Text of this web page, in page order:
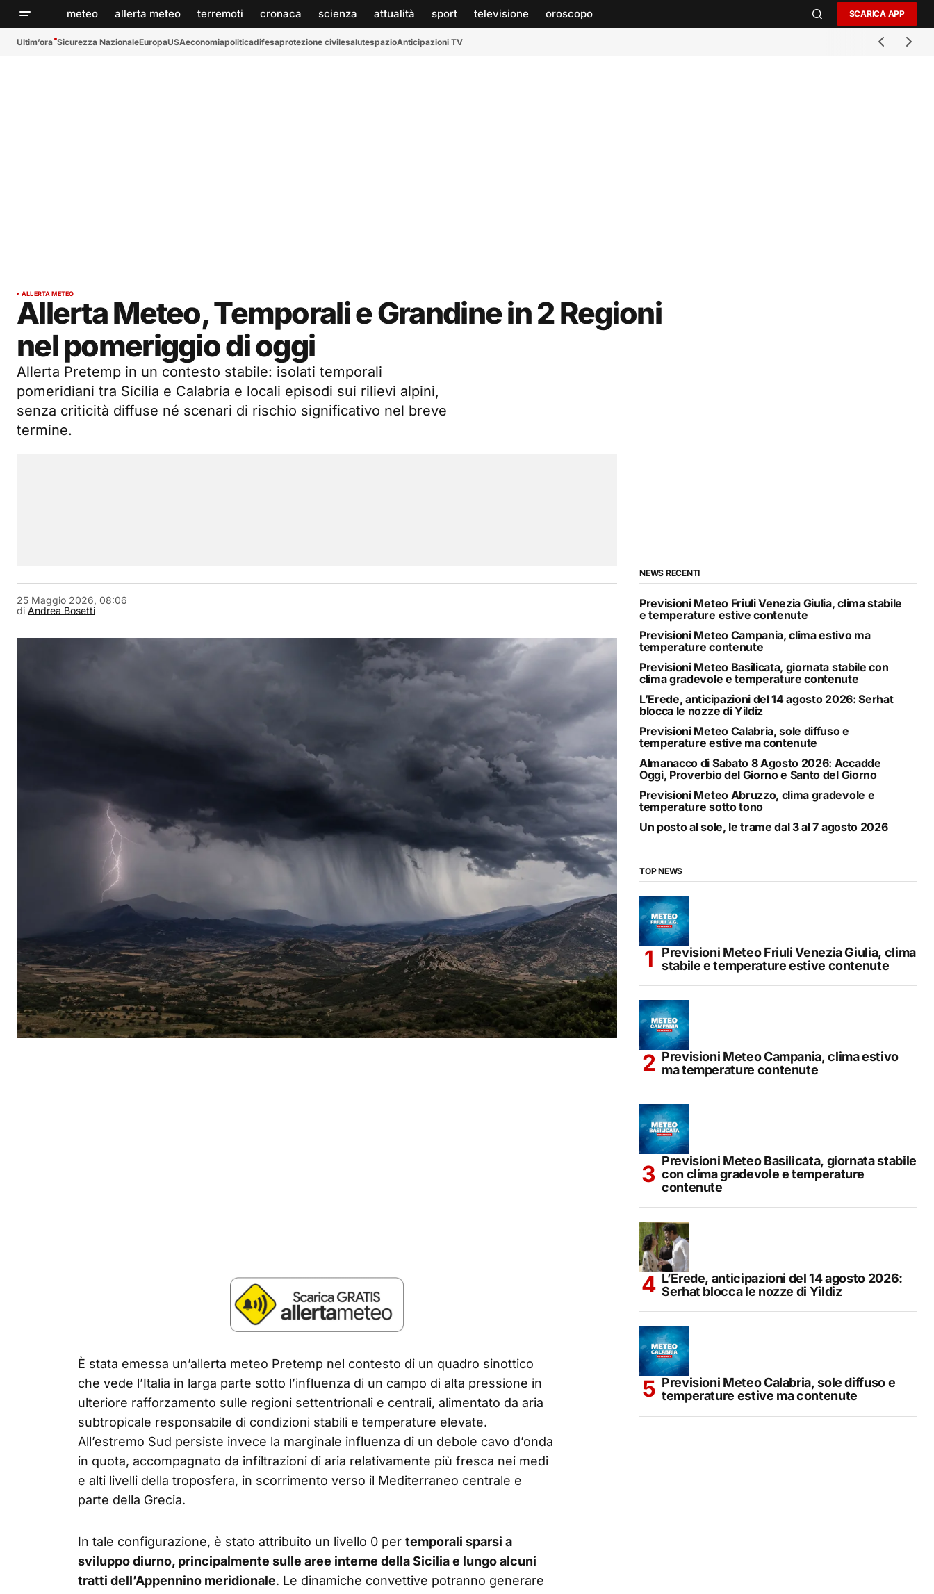
meteo allerta meteo terremoti cronaca scienza attualità sport televisione oroscopo SCARICA APP
Ultim’ora Sicurezza NazionaleEuropaUSAeconomiapoliticadifesaprotezione civilesalutespazioAnticipazioni TV
ALLERTA METEO
Allerta Meteo, Temporali e Grandine in 2 Regioni
nel pomeriggio di oggi
Allerta Pretemp in un contesto stabile: isolati temporali
pomeridiani tra Sicilia e Calabria e locali episodi sui rilievi alpini,
senza criticità diffuse né scenari di rischio significativo nel breve
termine.
di Andrea Bosetti
25 Maggio 2026, 08:06
È stata emessa un’allerta meteo Pretemp nel contesto di un quadro sinottico
che vede l’Italia in larga parte sotto l’influenza di un campo di alta pressione in
ulteriore rafforzamento sulle regioni settentrionali e centrali, alimentato da aria
subtropicale responsabile di condizioni stabili e temperature elevate.
All’estremo Sud persiste invece la marginale influenza di un debole cavo d’onda
in quota, accompagnato da infiltrazioni di aria relativamente più fresca nei medi
e alti livelli della troposfera, in scorrimento verso il Mediterraneo centrale e
parte della Grecia.
In tale configurazione, è stato attribuito un livello 0 per temporali sparsi a
sviluppo diurno, principalmente sulle aree interne della Sicilia e lungo alcuni
tratti dell’Appennino meridionale. Le dinamiche convettive potranno generare
NEWS RECENTI
Previsioni Meteo Friuli Venezia Giulia, clima stabile
e temperature estive contenute
Previsioni Meteo Campania, clima estivo ma
temperature contenute
Previsioni Meteo Basilicata, giornata stabile con
clima gradevole e temperature contenute
L’Erede, anticipazioni del 14 agosto 2026: Serhat
blocca le nozze di Yildiz
Previsioni Meteo Calabria, sole diffuso e
temperature estive ma contenute
Almanacco di Sabato 8 Agosto 2026: Accadde
Oggi, Proverbio del Giorno e Santo del Giorno
Previsioni Meteo Abruzzo, clima gradevole e
temperature sotto tono
Un posto al sole, le trame dal 3 al 7 agosto 2026
TOP NEWS
Previsioni Meteo Friuli Venezia Giulia, clima
stabile e temperature estive contenute
Previsioni Meteo Campania, clima estivo
ma temperature contenute
Previsioni Meteo Basilicata, giornata stabile
con clima gradevole e temperature
contenute
L’Erede, anticipazioni del 14 agosto 2026:
Serhat blocca le nozze di Yildiz
Previsioni Meteo Calabria, sole diffuso e
temperature estive ma contenute